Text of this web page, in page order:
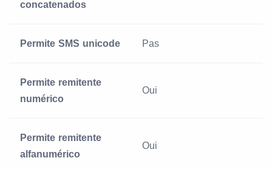
concatenados
Permite SMS unicode Pas
Permite remitente
numérico
Oui
Permite remitente
alfanumérico
Oui